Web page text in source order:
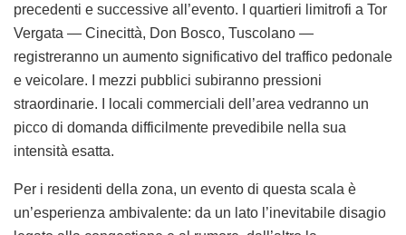
precedenti e successive all’evento. I quartieri limitrofi a Tor
Vergata — Cinecittà, Don Bosco, Tuscolano —
registreranno un aumento significativo del traffico pedonale
e veicolare. I mezzi pubblici subiranno pressioni
straordinarie. I locali commerciali dell’area vedranno un
picco di domanda difficilmente prevedibile nella sua
intensità esatta.
Per i residenti della zona, un evento di questa scala è
un’esperienza ambivalente: da un lato l’inevitabile disagio